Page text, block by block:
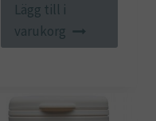
Lägg till i
varukorg